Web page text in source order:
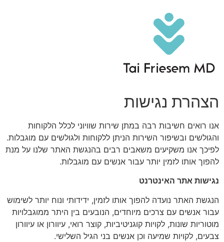
הצהרת נגישות
אנו רואים חשיבות רבה במתן שירות שוויוני לכלל הלקוחות
והגולשים ובשיפור השירות הניתן ללקוחות ולגולשים עם מוגבלות.
לפיכך אנו משקיעים משאבים רבים בהנגשת האתר שלנו על מנת
להפוך אותו לזמין יותר עבור אנשים עם מוגבלות.
נגישות אתר האינטרנט
הנגשת האתר נועדה להפוך אותו לזמין, ידידותי ונוח יותר לשימוש
עבור אנשים עם צרכים מיוחדים, הנובעים בין היתר ממוגבלויות
מוטוריות שונות, לקויות קוגניטיביות, קוצר רואי, עיוורון או עיוורון
צבעים, לקויות שמיעה וכן אנשים בני הגיל השלישי.